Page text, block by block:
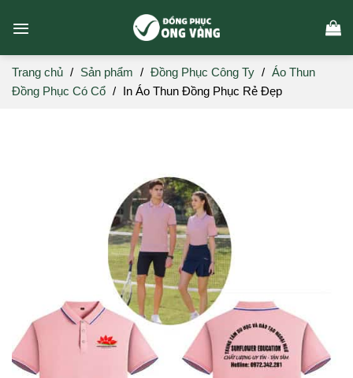
Trang chủ / Sản phẩm / Đồng Phục Công Ty / Áo Thun
Đồng Phục Có Cổ / In Áo Thun Đồng Phục Rẻ Đẹp